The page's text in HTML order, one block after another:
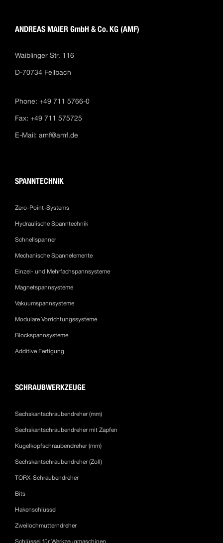
ANDREAS MAIER GmbH & Co. KG (AMF)
Waiblinger Str. 116
D-70734 Fellbach
Phone: +49 711 5766-0
Fax: +49 711 575725
E-Mail: amf@amf.de
SPANNTECHNIK
Zero-Point-Systems
Hydraulische Spanntechnik
Schnellspanner
Mechanische Spannelemente
Einzel- und Mehrfachspannsysteme
Magnetspannsysteme
Vakuumspannsysteme
Modulare Vorrichtungssysteme
Blockspannsysteme
Additive Fertigung
SCHRAUBWERKZEUGE
Sechskantschraubendreher (mm)
Sechskantschraubendreher mit Zapfen
Kugelkopfschraubendreher (mm)
Sechskantschraubendreher (Zoll)
TORX-Schraubendreher
Bits
Hakenschlüssel
Zweilochmutterndreher